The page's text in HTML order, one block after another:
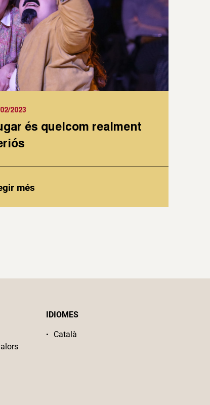
2023
és quelcom realment
més
IDIOMES
Català